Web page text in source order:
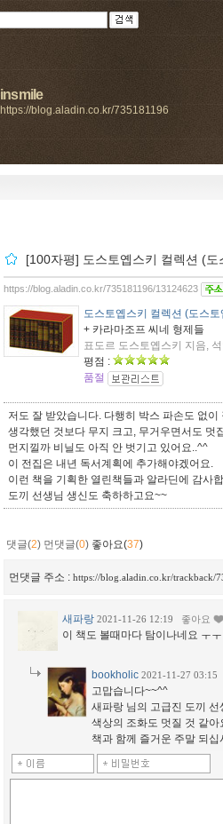
insmile
https://blog.aladin.co.kr/735181196
[100자평] 도스토옙스키 컬렉션 (
https://blog.aladin.co.kr/735181196/13124623
도스토옙스키 컬렉션 (도스
+ 카라마조프 씨네 형제들
표도르 도스토옙스키 지음,
평점 :
품절
저도 잘 받았습니다. 다행히 박스 파손도 없이
생각했던 것보다 무지 크고, 무거우면서도 멋
먼지낄까 비닐도 아직 안 벗기고 있어요..^^
이 전집은 내년 독서계획에 추가해야겠어요.
이런 책을 기획한 열린책들과 알라딘에 감사
도끼 선생님 생신도 축하하고요~~
댓글(2) 먼댓글(0) 좋아요(37)
먼댓글 주소 : https://blog.aladin.co.kr/trackback/
새파랑 2021-11-26 12:19 좋아요
이 책도 볼때마다 탐이나네요 ㅜ
bookholic 2021-11-27 03:15
고맙습니다~~^^
새파랑 님의 고급진 도끼 선
색상의 조화도 멋질 것 같아
책과 함께 즐거운 주말 되십